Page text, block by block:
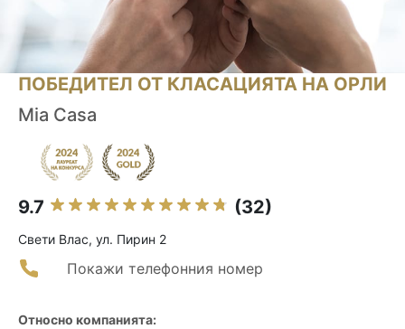
ПОБЕДИТЕЛ ОТ КЛАСАЦИЯТА НА ОРЛИ
Mia Casa
9.7 (32)
Свети Влас, ул. Пирин 2
Покажи телефонния номер
Относно компанията: